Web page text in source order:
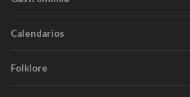
Calendarios
Folklore